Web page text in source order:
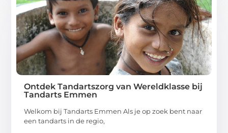
Ontdek Tandartszorg van Wereldklasse bij
Tandarts Emmen
Welkom bij Tandarts Emmen Als je op zoek bent naar
een tandarts in de regio,